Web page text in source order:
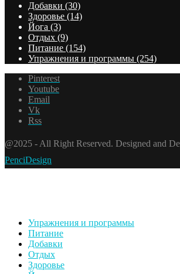
Добавки (30)
Здоровье (14)
Йога (3)
Отдых (9)
Питание (154)
Упражнения и программы (254)
Pinterest
Youtube
Email
Vk
Rss
@2025 - All Right Reserved. Designed and
PenciDesign
Упражнения и программы
Питание
Добавки
Отдых
Здоровье